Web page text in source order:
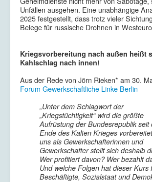
Unfällen ausgehen. Eine unabhängige
2025 festgestellt, dass trotz vieler
Belege für russische Drohnen in
Kriegsvorbereitung nach außen heißt
Kahlschlag nach innen!
Aus der Rede von Jörn Rieken* am 30.
Forum Gewerkschaftliche Linke Berlin
„Unter dem Schlagwort der
„Kriegstüchtigkeit“ wird die größte
Aufrüstung der Bundesrepublik seit
Ende des Kalten Krieges
uns als Gewerkschafterinnen und
Gewerkschafter stellt sich deshalb
Wer profitiert davon? Wer bezahlt
Und welche Folgen hat dieser Kurs
Beschäftigte, Sozialstaat und